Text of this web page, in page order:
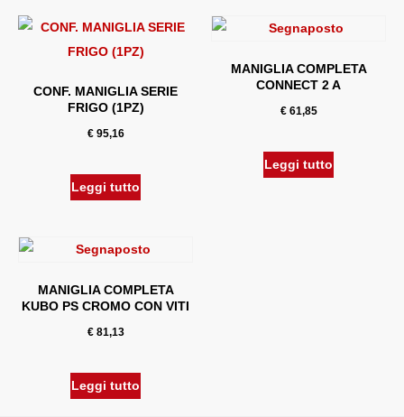
CONF. MANIGLIA SERIE
FRIGO (1PZ)
€95,16
Leggi tutto
MANIGLIA COMPLETA
CONNECT 2 A
€61,85
Leggi tutto
MANIGLIA COMPLETA
KUBO PS CROMO CON VITI
€81,13
Leggi tutto